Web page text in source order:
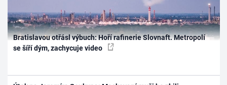
Bratislavou otřásl výbuch: Hoří rafinerie Slovnaft. Metropolí
se šíří dým, zachycuje video